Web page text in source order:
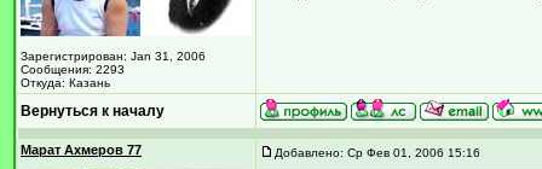
Зарегистрирован: Jan 31, 2006
Сообщения: 2293
Откуда: Казань
Вернуться к началу
Марат Ахмеров 77 Добавлено: Ср Фев 01, 2006 15:16